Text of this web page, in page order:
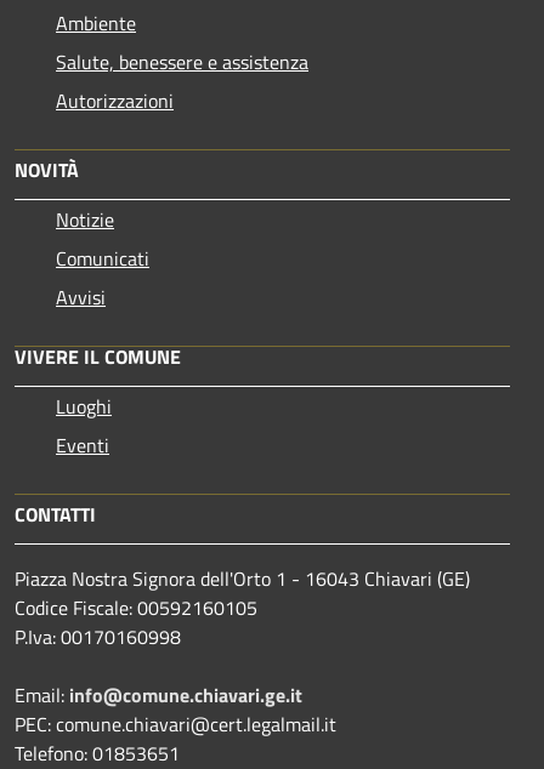
Ambiente
Salute, benessere e assistenza
Autorizzazioni
NOVITÀ
Notizie
Comunicati
Avvisi
VIVERE IL COMUNE
Luoghi
Eventi
CONTATTI
Piazza Nostra Signora dell'Orto 1 - 16043 Chiavari (GE)
Codice Fiscale: 00592160105
P.Iva: 00170160998
Email: info@comune.chiavari.ge.it
PEC: comune.chiavari@cert.legalmail.it
Telefono: 01853651